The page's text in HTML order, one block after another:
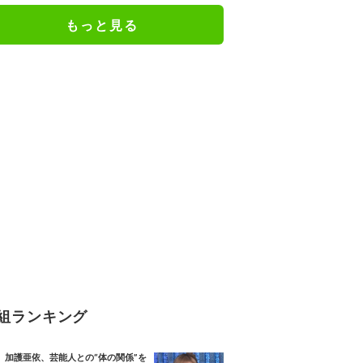
もっと見る
ランキング
加護亜依、芸能人との“体の関係”を